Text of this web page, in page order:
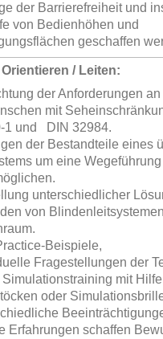
der Barrierefreiheit und
von Bedienhöhen und
geschaffen
Orientieren / Leiten:
der Anforderungen
mit
1 und DIN 32984.
der Bestandteile eines
um eine
unterschiedlicher
von
Beispiele,
Fragestellungen der
Simulationstraining mit
oder
Erfahrungen schaffen